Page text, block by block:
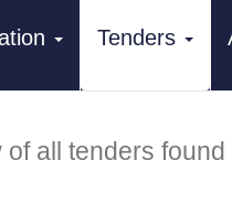
Tenders
of all tenders found